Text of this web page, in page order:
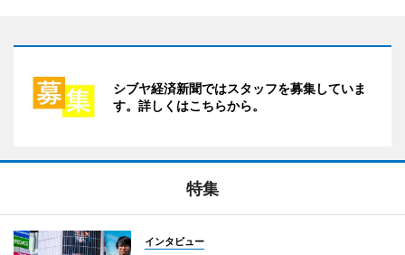
シブヤ経済新聞ではスタッフを募集していま
す。詳しくはこちらから。
特集
インタビュー